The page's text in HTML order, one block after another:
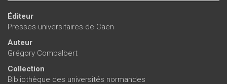
Éditeur
Presses universitaires de Caen
Auteur
Grégory Combalbert
Collection
Bibliothèque des universités normandes